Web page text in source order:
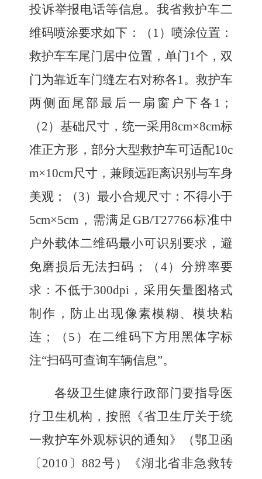
投诉举报电话等信息。我省救护车二
维码喷涂要求如下：（ 1）喷涂位置：
救护车车尾门居中位置，单门1个，双
门为靠近车门缝左右对称各1。救护车
两侧面尾部最后一扇窗户下各 1 ；
（2）基础尺寸，统一采用8cm×8cm标
准正方形，部分大型救护车可适配10c
m×10cm尺寸，兼顾远距离识别与车身
美观；（3）最小合规尺寸：不得小于
5cm×5cm ，需满足 GB/T27766标准中
户外载体二维码最小可识别要求，避
免磨损后无法扫码；（ 4）分辨率要
求：不低于300dpi ，采用矢量图格式
制作，防止出现像素模糊、模块粘
连；（ 5 ）在二维码下方用黑体字标
注“扫码可查询车辆信息”。
各级卫生健康行政部门要指导医
疗卫生机构，按照《省卫生厅关于统
一救护车外观标识的通知》（鄂卫函
〔 2010 〕882号）《湖北省非急救转